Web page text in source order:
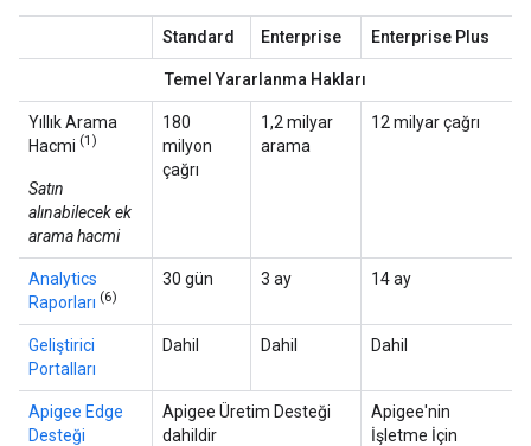
Standard Enterprise Enterprise Plus
Temel Yararlanma Hakları
Yıllık Arama
Hacmi (1)
Satın
alınabilecek ek
arama hacmi
180
milyon
çağrı
1,2 milyar
arama
12 milyar çağrı
Analytics
Raporları (6)
30 gün 3 ay 14 ay
Geliştirici
Portalları
Dahil Dahil Dahil
Apigee Edge
Desteği
Apigee Üretim Desteği
dahildir
Apigee'nin
İşletme İçin